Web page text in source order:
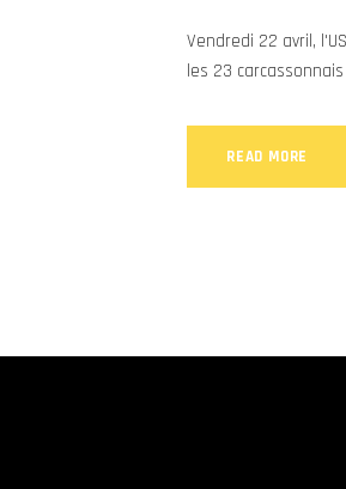
Vendredi 22 avril,
les 23
READ MORE